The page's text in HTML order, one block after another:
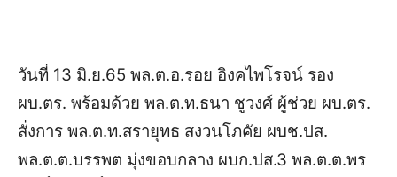
วันที่ 13 มิ.ย.65 พล.ต.อ.รอย อิงคไพโรจน์ รอง
ผบ.ตร. พร้อมด้วย พล.ต.ท.ธนา ชูวงศ์ ผู้ช่วย ผบ.ตร.
สั่งการ พล.ต.ท.สรายุทธ สงวนโภคัย ผบช.ปส.
พล.ต.ต.บรรพต มุ่งขอบกลาง ผบก.ปส.3 พล.ต.ต.พร